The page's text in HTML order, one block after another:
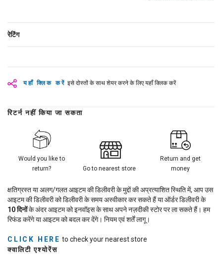
रेटिंग
यहाँ क्लिक करें इसे दोस्तों के साथ शेयर करने के लिए यहाँ क्लिक करें
रिटर्न नहीं किया जा सकता
Would you like to
return?
Go to nearest store
Return and get
money
क्षतिग्रस्त या अलग/गलत आइटम की डिलीवरी के मुद्दों की अप्रत्याशित स्थिति में, आप उस
आइटम की डिलीवरी को डिलीवरी के समय अस्वीकार कर सकते हैं या ऑर्डर डिलीवरी के
10दिनोंके अंदर आइटम को इनवॉइस के साथ अपने नज़दीकी स्टोर पर ला सकते हैं। हम
रिफंड करेंगे या आइटम को बदल कर देंगे। नियम एवं शर्तें लागू।
CLICK HERE to check your nearest store
क्वालिटी एश्योरेंस